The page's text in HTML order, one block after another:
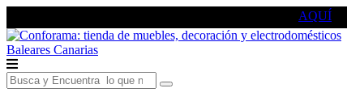
AQUÍ
Baleares Canarias